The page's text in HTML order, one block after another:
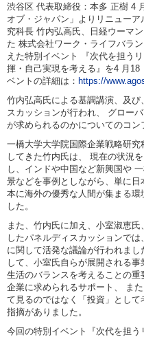
渋谷区 代表取締役：本多 正樹 4
オブ・ジャパン」よりリニュー
究科長 竹内弘高氏、日経ウーマ
た 株式会社ワーク・ライフバラ
えた特別イベント 『次代を担う
揮・自己実現を考える』を4 月
ベントの詳細は： https://
竹内弘高氏による基調講演、及
スカッションが行われ、 グロー
が求められるのかについてのコン
一橋大学大学院国際企業戦略研
してきた竹内氏は、 現在の状況
し、インドや中国など新興国や
景などを事例としながら、単に
本に海外の優秀な人間が集まる
した。
また、竹内氏に加え、小室淑恵
したパネルディスカッションで
に関して活発な議論が行われま
して、小室氏自らが展開される
生活のバランスを考えることの
企業に求められるサポート、 ま
て見るのではなく「投資」とし
指摘がありました。
今回の特別イベント『次代を担